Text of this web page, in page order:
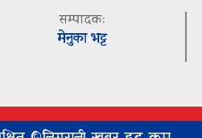
सम्पादकः
मेनुका भट्ट